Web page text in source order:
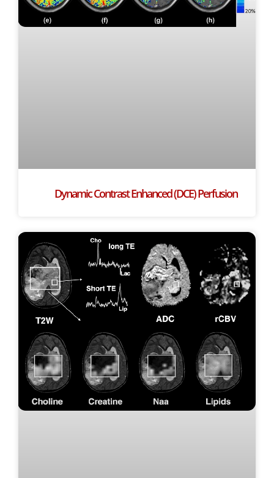
Dynamic Contrast Enhanced (DCE) Perfusion